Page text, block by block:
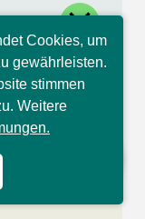
Cookies, um
gewährleisten.
stimmen
Weitere
und
Ihre
close